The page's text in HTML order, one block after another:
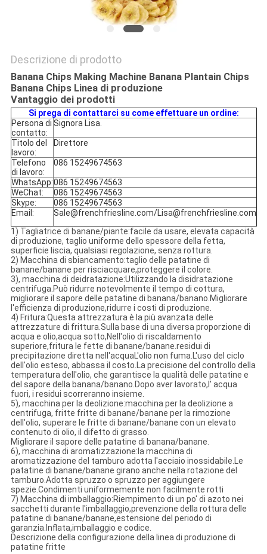
Descrizione di prodotto
Banana Chips Making Machine Banana Plantain Chips
Banana Chips Linea di produzione
Vantaggio dei prodotti
Si prega di contattarci su come effettuare un ordine:
Persona di
contatto:
Signora Lisa.
Titolo del
lavoro:
Direttore
Telefono
di lavoro:
086 15249674563
WhatsApp:086 15249674563
WeChat:
086 15249674563
Skype:
086 15249674563
Email:
Sale@frenchfriesline.com/Lisa@frenchfriesline.com
1) Tagliatrice di banane/piante:facile da usare, elevata capacità
di produzione, taglio uniforme dello spessore della fetta,
superficie liscia, qualsiasi regolazione, senza rottura.
2) Macchina di sbiancamento:taglio delle patatine di
banane/banane per risciacquare,proteggere il colore.
3), macchina di deidratazione:Utilizzando la disidratazione
centrifuga.Può ridurre notevolmente il tempo di cottura,
migliorare il sapore delle patatine di banana/banano.Migliorare
l'efficienza di produzione,ridurre i costi di produzione.
4) Fritura:Questa attrezzatura è la più avanzata delle
attrezzature di frittura.Sulla base di una diversa proporzione di
acqua e olio,acqua sotto,Nell'olio di riscaldamento
superiore,fritura le fette di banane/banane.residui di
precipitazione diretta nell'acquaL'olio non fuma.L'uso del ciclo
dell'olio esteso, abbassa il costo.La precisione del controllo della
temperatura dell'olio, che garantisce la qualità delle patatine e
del sapore della banana/banano.Dopo aver lavorato,l' acqua
fuori, i residui scorreranno insieme.
5), macchina per la deolizione:macchina per la deolizione a
centrifuga, fritte fritte di banane/banane per la rimozione
dell'olio, superare le fritte di banane/banane con un elevato
contenuto di olio, il difetto di grasso.
Migliorare il sapore delle patatine di banana/banane.
6), macchina di aromatizzazione:la macchina di
aromatizzazione del tamburo adotta l'acciaio inossidabile.Le
patatine di banane/banane girano anche nella rotazione del
tamburo.Adotta spruzzo o spruzzo per aggiungere
spezie.Condimenti uniformemente non facilmente rotti
7) Macchina di imballaggio:Riempimento di un po' di azoto nei
sacchetti durante l'imballaggio,prevenzione della rottura delle
patatine di banane/banane,estensione del periodo di
garanzia.Inflata,imballaggio e codice.
Descrizione della configurazione della linea di produzione di
patatine fritte